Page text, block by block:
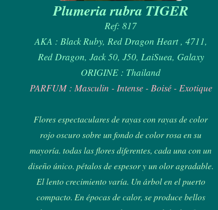
Plumeria rubra TIGER
Ref: 817
AKA : Black Ruby, Red Dragon Heart , 4711,
Red Dragon, Jack 50, J50, LaiSuea, Galaxy
ORIGINE : Thailand
PARFUM : Masculin - Intense - Boisé - Exotique
Flores espectaculares de rayas con rayas de color
rojo oscuro sobre un fondo de color rosa en su
mayoría. todas las flores diferentes, cada una con un
diseño único. pétalos de espesor y un olor agradable.
El lento crecimiento varía. Un árbol en el puerto
compacto. En épocas de calor, se produce bellos